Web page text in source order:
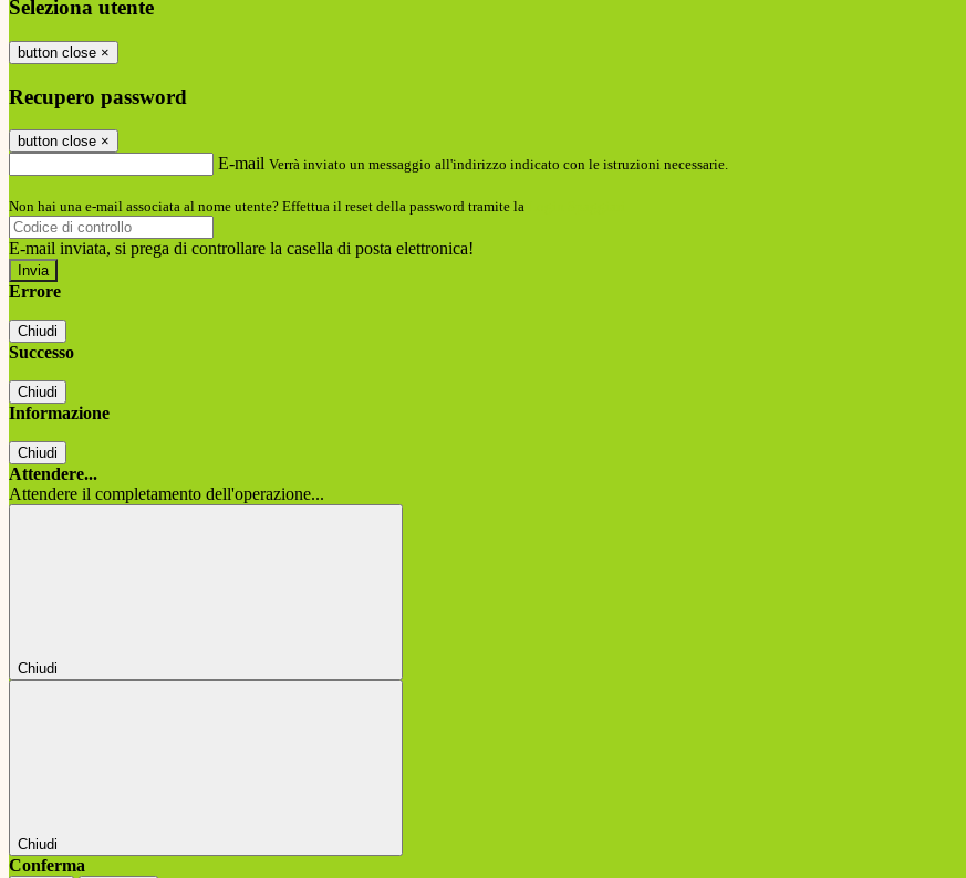
Seleziona utente
button close ×
Recupero password
button close ×
E-mail Verrà inviato un messaggio all'indirizzo indicato con le istruzioni necessarie.
Non hai una e-mail associata al nome utente? Effettua il reset della password tramite la
E-mail inviata, si prega di controllare la casella di posta elettronica!
Errore
Chiudi
Successo
Chiudi
Informazione
Chiudi
Attendere...
Attendere il completamento dell'operazione...
Chiudi
Chiudi
Conferma